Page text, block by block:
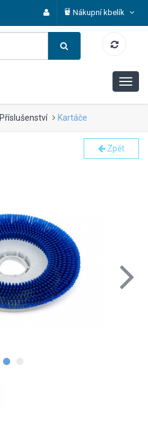
Nákupní kbelík
Příslušenství Kartáče
Zpět